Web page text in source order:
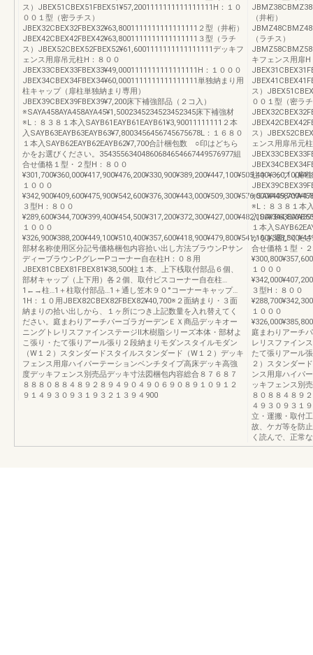
ス）JBEX51CBEX51FBEX51¥57,2001111111111111111H：１０
００１型（密ラチス）
JBEX32CBEX32FBEX32¥63,8001111111111111111２型（井桁）
JBEX42CBEX42FBEX42¥63,8001111111111111111３型（ラチ
ス）JBEX52CBEX52FBEX52¥61,6001111111111111111デッキフ
ェンス用扉吊元柱H：８００
JBEX33CBEX33FBEX33¥49,0001111111111111111H：１０００
JBEX34CBEX34FBEX34¥60,0001111111111111111単独納まり用
柱キャップ（扉柱単独納まり専用）
JBEX39CBEX39FBEX39¥7,200床下補強部品（２コ入）
※SAYA458AYA458AYA45¥1,5002345234523452345床下補強材
※L：８３８１本入SAYB61EAYB61EAYB61¥3,90011111111２本
入SAYB63EAYB63EAYB63¥7,8003456456745675678L：１６８０
１本入SAYB62EAYB62EAYB62¥7,700合計梱包数 ○印はどちら
かをお選びください。35435563404860684654667449576977組
合せ価格１型・２型H：８００
１０００
３型H：８００
１０００
部材名称使用区分記号価格梱包内容拾い出し方法ブラウンPサン
ディーブラウンPグレーPコーナー自在柱H：０８用
JBEX81CBEX81FBEX81¥38,500柱１本、上下桟取付部品６個、
部材キャップ（上下用）各２個、取付ビスコーナー自在柱…
1←→柱…1＋柱取付部品…1＋通し笠木９０°コーナーキャップ…
1H：１０用JBEX82CBEX82FBEX82¥40,700※２面納まり・３面
納まりの拾い出しから、１ヶ所につき上記数量を入れ替えてく
ださい。庭まわりアーチパーゴラガーデンＥＸ商品デッキオー
ニングトレリスファインステージⅡ木樹脂シリーズ本体・部材よ
こ張り・たて張りアール張り２段納まりモダンスタイルモダン
（W１２）スタンダードスタイルスタンダード（W１２）デッキ
フェンス用扉ハイパーテーションベンチタイプ高床デッキ高強
度デッキフェンス別売品デッキ寸法図梱包内容総合８７６８７
８８８０８８４８９２８９４９０４９０６９０８９１０９１２
９１４９３０９３１９３２１３９４900
（井桁）
（ラチス）
キフェンス用扉
ス）
００１型（密ラ
ス）
ェンス用扉吊元
柱キャップ（扉
※L：８３８１本
入
１本入
かをお選びくだ
合せ価格１型・
１０００
３型H：８００
１０００
庭まわりアーチ
レリスファイン
たて張りアール
２）スタンダー
ンス用扉ハイパ
ッキフェンス別
８０８８４８９
４９３０９３１
立・運搬・取付
故、ケガ等を防
く読んで、正常